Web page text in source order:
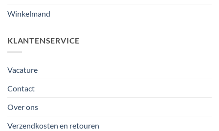
Winkelmand
KLANTENSERVICE
Vacature
Contact
Over ons
Verzendkosten en retouren